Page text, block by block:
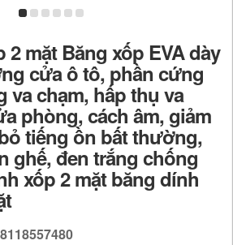
mặt Băng xốp EVA dày
cửa ô tô, phần cứng
va chạm, hấp thụ va
phòng, cách âm, giảm
tiếng ồn bất thường,
ghế, đen trắng chống
xốp 2 mặt băng dính